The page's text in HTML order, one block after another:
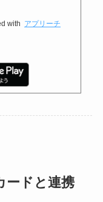
with アプリーチ
ードと連携